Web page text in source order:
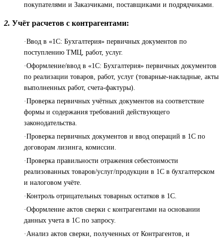
покупателями и Заказчиками, поставщиками и подрядчиками.
2. Учёт расчетов с контрагентами:
·Ввод в «1С: Бухгалтерия» первичных документов по
поступлению ТМЦ, работ, услуг.
·Оформление/ввод в «1С: Бухгалтерия» первичных документов
по реализации товаров, работ, услуг (товарные-накладные, акты
выполненных работ, счета-фактуры).
·Проверка первичных учётных документов на соответствие
формы и содержания требований действующего
законодательства.
·Проверка первичных документов и ввод операций в 1С по
договорам лизинга, комиссии.
·Проверка правильности отражения себестоимости
реализованных товаров/услуг/продукции в 1С в бухгалтерском
и налоговом учёте.
·Контроль отрицательных товарных остатков в 1С.
·Оформление актов сверки с контрагентами на основании
данных учета в 1С по запросу.
·Анализ актов сверки, полученных от Контрагентов, и